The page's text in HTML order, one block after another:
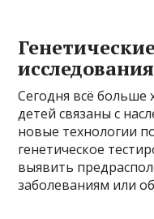
исследования
Сегодня всё больше
детей связаны с
новые технологии
генетическое
выявить
заболеваниям или